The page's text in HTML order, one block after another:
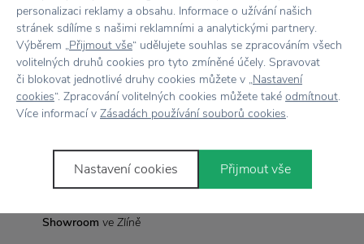
Vše skladem,odesíláme ihned
Doprava zdarmanad 2 000 Kč
Vrácení zbožído 30 dnů
7500+ produktůna výběr
Showroom ve Zlíně
Rozměr Ø: 24 cm × V: 4 cm
personalizaci reklamy a obsahu. Informace o užívání našich
stránek sdílíme s našimi reklamními a analytickými partnery.
Výběrem „Přijmout vše“ udělujete souhlas se zpracováním všech
volitelných druhů cookies pro tyto zmíněné účely. Spravovat
či blokovat jednotlivé druhy cookies můžete v „Nastavení
cookies“. Zpracování volitelných cookies můžete také odmítnout.
Více informací v Zásadách používání souborů cookies.
Nastavení cookies Přijmout vše